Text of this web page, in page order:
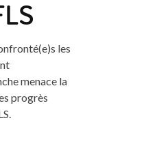
les
menace la
progrès